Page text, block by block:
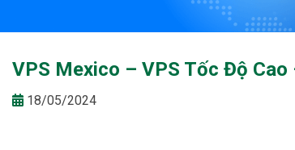
VPS Mexico – VPS Tốc Độ Cao
18/05/2024